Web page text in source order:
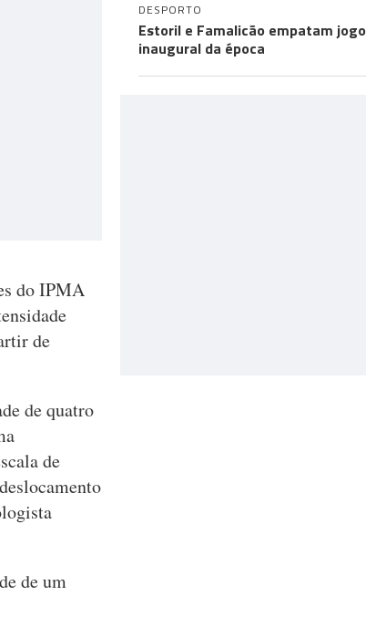
do IPMA
de
de quatro
de
de um
DESPORTO
Estoril e Famalicão empatam jogo
inaugural da época